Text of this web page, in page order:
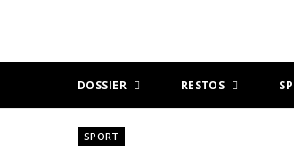
DOSSIER RESTOS
SPORT